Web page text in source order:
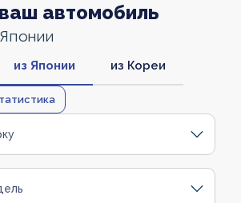
автомобиль
из Японии из Кореи